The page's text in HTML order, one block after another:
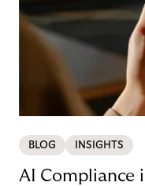
BLOG INSIGHTS
AI Compliance